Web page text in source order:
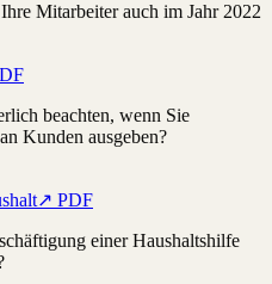
Mitarbeiter auch im Jahr 2022
beachten, wenn Sie
Kunden ausgeben?
↗ PDF
einer Haushaltshilfe